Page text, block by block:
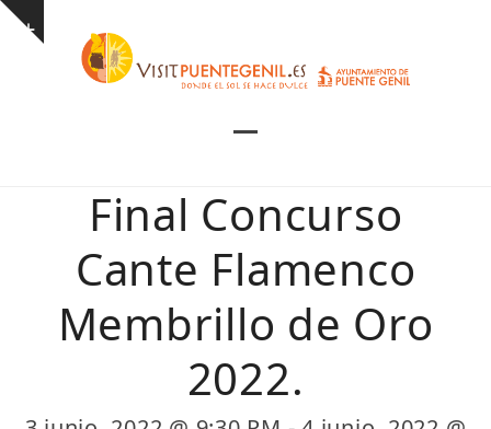
Skip
Show
menu
menu
Final Concurso
Cante Flamenco
Membrillo de Oro
2022.